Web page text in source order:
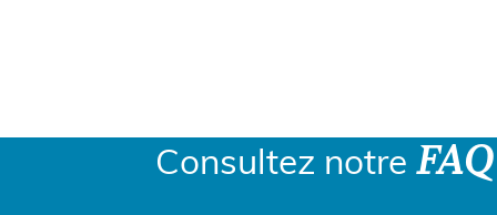
Consultez notreFAQ